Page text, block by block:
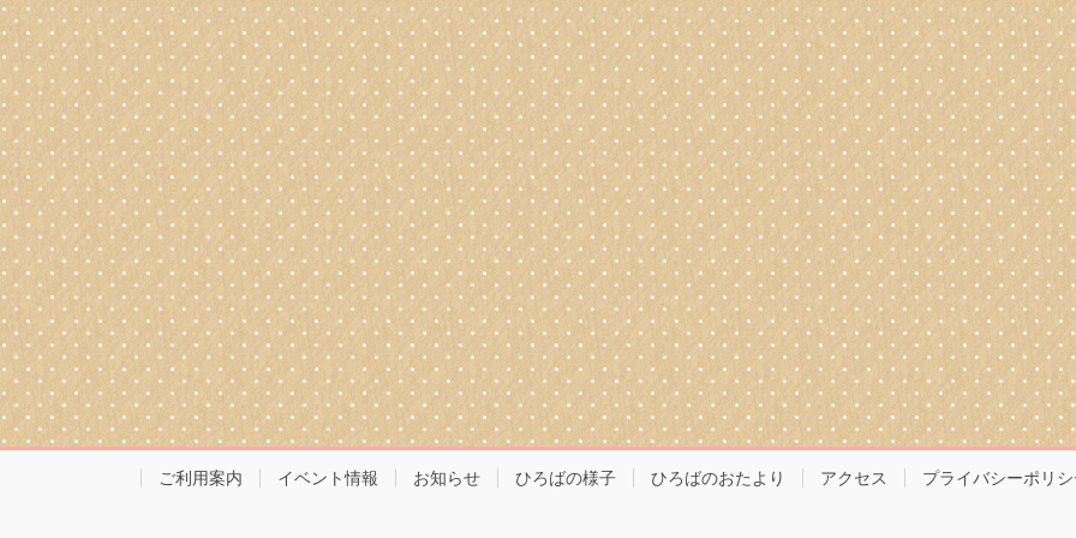
ご利用案内 イベント情報 お知らせ ひろばの様子 ひろばのおたより アクセス プライバシーポリ